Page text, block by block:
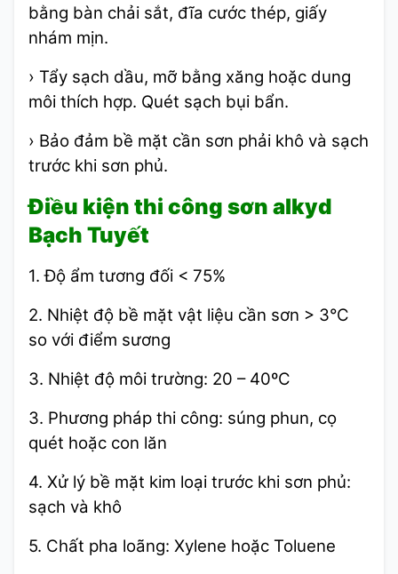
bằng bàn chải sắt, đĩa cước thép, giấy
nhám mịn.
› Tẩy sạch dầu, mỡ bằng xăng hoặc dung
môi thích hợp. Quét sạch bụi bẩn.
› Bảo đảm bề mặt cần sơn phải khô và sạch
trước khi sơn phủ.
Điều kiện thi công sơn alkyd
Bạch Tuyết
1. Độ ẩm tương đối < 75%
2. Nhiệt độ bề mặt vật liệu cần sơn > 3°C
so với điểm sương
3. Nhiệt độ môi trường: 20 – 40ºC
3. Phương pháp thi công: súng phun, cọ
quét hoặc con lăn
4. Xử lý bề mặt kim loại trước khi sơn phủ:
sạch và khô
5. Chất pha loãng: Xylene hoặc Toluene